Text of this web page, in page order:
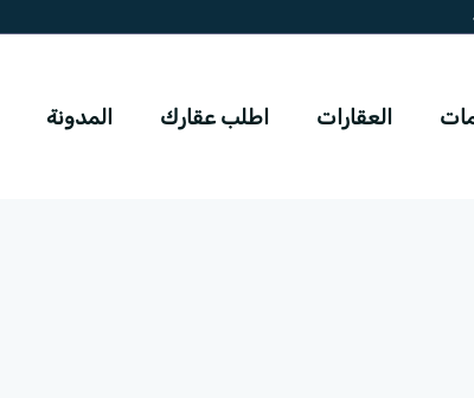
العقارات اطلب عقارك المدونة